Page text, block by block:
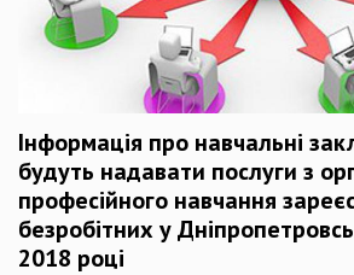
Інформація про навчальні
будуть надавати послуги з
професійного навчання
безробітних у
2018 році